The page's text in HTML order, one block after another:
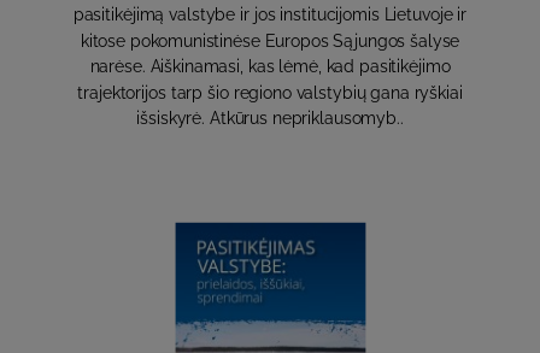
pasitikėjimą valstybe ir jos institucijomis Lietuvoje ir
kitose pokomunistinėse Europos Sąjungos šalyse
narėse. Aiškinamasi, kas lėmė, kad pasitikėjimo
trajektorijos tarp šio regiono valstybių gana ryškiai
išsiskyrė. Atkūrus nepriklausomyb..